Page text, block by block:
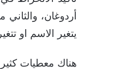
يتغير الاسم او
هناك معطيات